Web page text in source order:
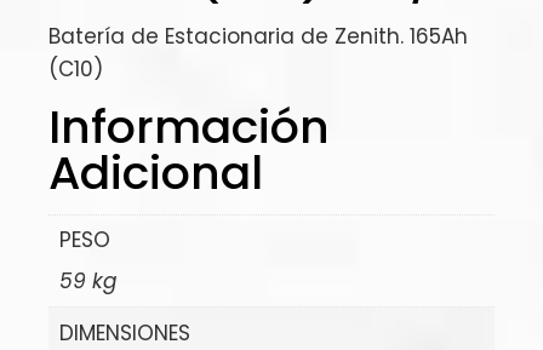
Batería de Estacionaria de Zenith. 165Ah
(C10)
Información
Adicional
PESO
59 kg
DIMENSIONES